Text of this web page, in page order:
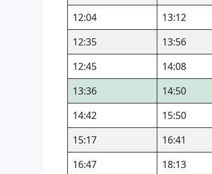
12:04
13:12
12:35
13:56
12:45
14:08
13:36
14:50
14:42
15:50
15:17
16:41
16:47
18:13